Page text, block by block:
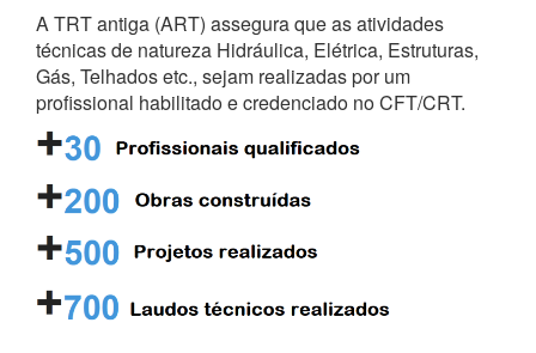
A TRT antiga (ART) assegura que as atividades
técnicas de natureza Hidráulica, Elétrica, Estruturas,
Gás, Telhados etc., sejam realizadas por um
profissional habilitado e credenciado no CFT/CRT.